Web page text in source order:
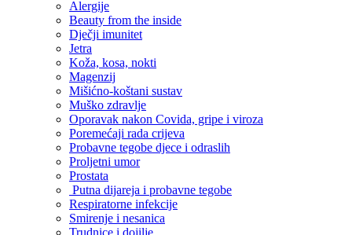
Alergije
Beauty from the inside
Dječji imunitet
Jetra
Koža, kosa, nokti
Magenzij
Mišićno-koštani sustav
Muško zdravlje
Oporavak nakon Covida, gripe i viroza
Poremećaji rada crijeva
Probavne tegobe djece i odraslih
Proljetni umor
Prostata
Putna dijareja i probavne tegobe
Respiratorne infekcije
Smirenje i nesanica
Trudnice i dojilje